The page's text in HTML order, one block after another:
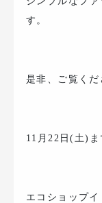
す。
是非、ご覧くだ
11月22日(土)ま
エコショップイ